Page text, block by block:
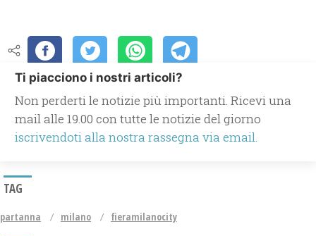
Ti piacciono i nostri articoli?
Non perderti le notizie più importanti. Ricevi una
mail alle 19.00 con tutte le notizie del giorno
iscrivendoti alla nostra rassegna via email.
TAG
partanna milano fieramilanocity